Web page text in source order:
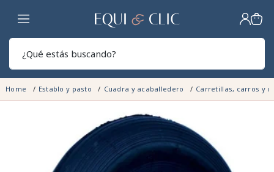
Hogar
Home Establo y pasto Cuadra y acaballedero Carretillas, carros y